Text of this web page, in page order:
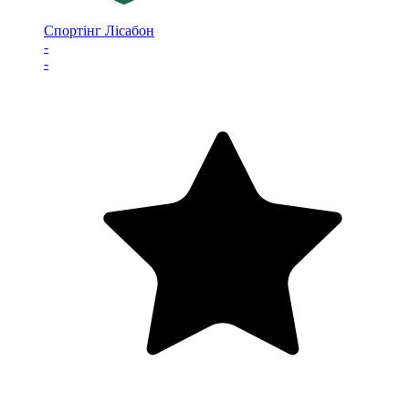
Спортінг Лісабон
-
-